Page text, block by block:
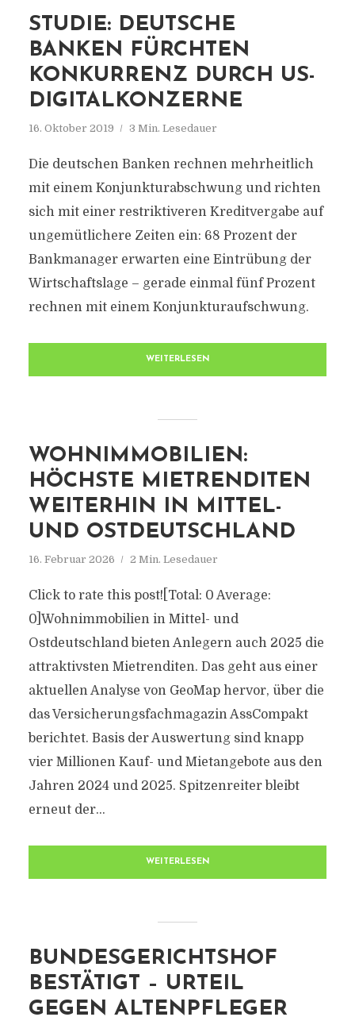
STUDIE: DEUTSCHE
BANKEN FÜRCHTEN
KONKURRENZ DURCH US-
DIGITALKONZERNE
16. Oktober 2019 3 Min. Lesedauer
Die deutschen Banken rechnen mehrheitlich
mit einem Konjunkturabschwung und richten
sich mit einer restriktiveren Kreditvergabe auf
ungemütlichere Zeiten ein: 68 Prozent der
Bankmanager erwarten eine Eintrübung der
Wirtschaftslage – gerade einmal fünf Prozent
rechnen mit einem Konjunkturaufschwung.
WEITERLESEN
WOHNIMMOBILIEN:
HÖCHSTE MIETRENDITEN
WEITERHIN IN MITTEL-
UND OSTDEUTSCHLAND
16. Februar 2026 2 Min. Lesedauer
Click to rate this post![Total: 0 Average:
0]Wohnimmobilien in Mittel- und
Ostdeutschland bieten Anlegern auch 2025 die
attraktivsten Mietrenditen. Das geht aus einer
aktuellen Analyse von GeoMap hervor, über die
das Versicherungsfachmagazin AssCompakt
berichtet. Basis der Auswertung sind knapp
vier Millionen Kauf- und Mietangebote aus den
Jahren 2024 und 2025. Spitzenreiter bleibt
erneut der...
WEITERLESEN
BUNDESGERICHTSHOF
BESTÄTIGT – URTEIL
GEGEN ALTENPFLEGER